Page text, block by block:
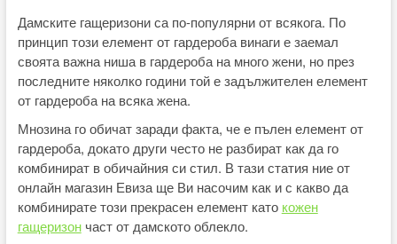
Дамските гащеризони са по-популярни от всякога. По
принцип този елемент от гардероба винаги е заемал
своята важна ниша в гардероба на много жени, но през
последните няколко години той е задължителен елемент
от гардероба на всяка жена.
Мнозина го обичат заради факта, че е пълен елемент от
гардероба, докато други често не разбират как да го
комбинират в обичайния си стил. В тази статия ние от
онлайн магазин Евиза ще Ви насочим как и с какво да
комбинирате този прекрасен елемент като кожен
гащеризончаст от дамското облекло.